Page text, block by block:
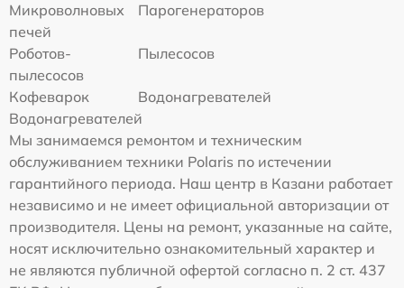
Микроволновых
печей
Парогенераторов
Роботов-
пылесосов
Пылесосов
Кофеварок
Водонагревателей
Водонагревателей
Мы занимаемся ремонтом и техническим
обслуживанием техники Polaris по истечении
гарантийного периода. Наш центр в Казани работает
независимо и не имеет официальной авторизации от
производителя. Цены на ремонт, указанные на сайте,
носят исключительно ознакомительный характер и
не являются публичной офертой согласно п. 2 ст. 437